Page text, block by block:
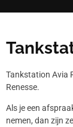
Tankstation Avia
Renesse.
Als je een
nemen, dan zijn